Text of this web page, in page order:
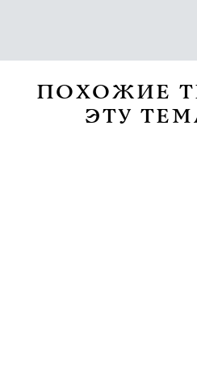
ПОХОЖИЕ
ЭТУ